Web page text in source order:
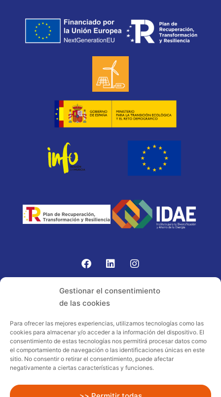
Gestionar el consentimiento
de las cookies
Para ofrecer las mejores experiencias, utilizamos tecnologías como las
cookies para almacenar y/o acceder a la información del dispositivo. El
consentimiento de estas tecnologías nos permitirá procesar datos como
el comportamiento de navegación o las identificaciones únicas en este
sitio. No consentir o retirar el consentimiento, puede afectar
negativamente a ciertas características y funciones.
Proyecto acogido al programa de
incentivos ligados al autoconsumo y
almacenamiento, con fuentes de energía
renovables, así como a la implantación
sector residencial en el marco del Plan